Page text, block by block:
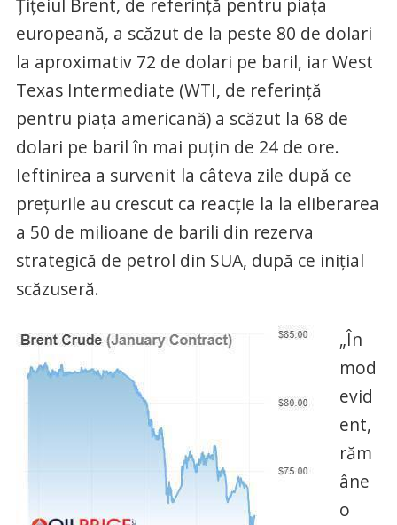
Țițeiul Brent, de referință pentru piața
europeană, a scăzut de la peste 80 de dolari
la aproximativ 72 de dolari pe baril, iar West
Texas Intermediate (WTI, de referință
pentru piața americană) a scăzut la 68 de
dolari pe baril în mai puțin de 24 de ore.
Ieftinirea a survenit la câteva zile după ce
prețurile au crescut ca reacție la la eliberarea
a 50 de milioane de barili din rezerva
strategică de petrol din SUA, după ce inițial
scăzuseră.
„În
mod
evid
ent,
răm
âne
o